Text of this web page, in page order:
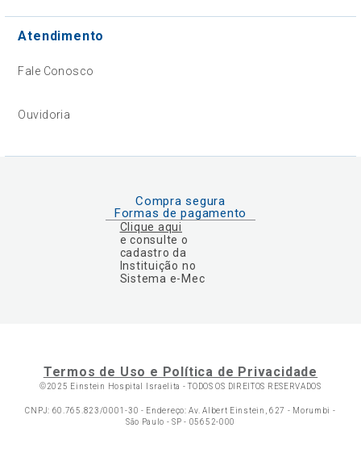
Atendimento
Fale Conosco
Ouvidoria
Compra segura
Formas de pagamento
Clique aqui
e consulte o
cadastro da
Instituição no
Sistema e-Mec
Termos de Uso e Política de Privacidade
©2025 Einstein Hospital Israelita -TODOS OS DIREITOS RESERVADOS
CNPJ: 60.765.823/0001-30 - Endereço: Av. Albert Einstein, 627 - Morumbi -
São Paulo - SP - 05652-000